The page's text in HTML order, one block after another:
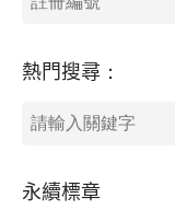
熱門搜尋：
永續標章